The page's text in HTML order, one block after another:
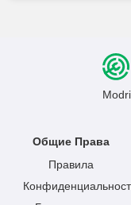
Общие Права
Правила